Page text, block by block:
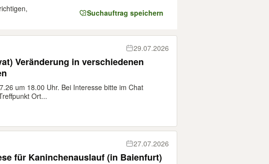
Suchauftrag speichern
29.07.2026
Veränderung in verschiedenen
um 18.00 Uhr. Bei Interesse bitte im Chat
Ort...
27.07.2026
für Kaninchenauslauf (in Baienfurt)